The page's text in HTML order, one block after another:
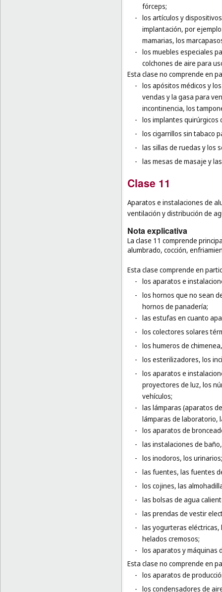
fórceps;
- los artículos y
implantación, por
mamarias, los
- los muebles especiales
colchones de aire para
Esta clase no comprende en
- los apósitos médicos y
vendas y la gasa para
incontinencia, los
- los implantes quirúrgicos
- los cigarrillos sin tabaco
- las sillas de ruedas y los
- las mesas de masaje y
Clase 11
Aparatos e instalaciones de
ventilación y distribución de
Nota explicativa
La clase 11 comprende
alumbrado, cocción,
Esta clase comprende en
- los aparatos e
- los hornos que no sean
hornos de panadería;
- las estufas en cuanto
- los colectores solares
- los humeros de
- los esterilizadores, los
- los aparatos e
proyectores de luz, los
vehículos;
- las lámparas (aparatos
lámparas de laboratorio,
- los aparatos de
- las instalaciones de
- los inodoros, los urinarios;
- las fuentes, las fuentes
- los cojines, las
- las bolsas de agua
- las prendas de vestir
- las yogurteras
helados cremosos;
- los aparatos y máquinas
Esta clase no comprende en
- los aparatos de
- los condensadores de